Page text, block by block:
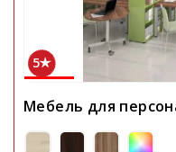
5
Мебель для